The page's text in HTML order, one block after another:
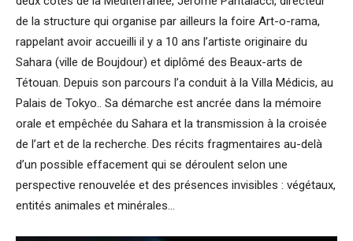
de la structure qui organise par ailleurs la foire Art-o-rama,
rappelant avoir accueilli il y a 10 ans l’artiste originaire du
Sahara (ville de Boujdour) et diplômé des Beaux-arts de
Tétouan. Depuis son parcours l’a conduit à la Villa Médicis, au
Palais de Tokyo.. Sa démarche est ancrée dans la mémoire
orale et empêchée du Sahara et la transmission à la croisée
de l’art et de la recherche. Des récits fragmentaires au-delà
d’un possible effacement qui se déroulent selon une
perspective renouvelée et des présences invisibles : végétaux,
entités animales et minérales…